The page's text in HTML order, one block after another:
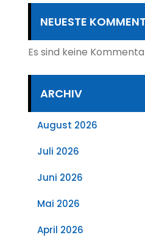
NEUESTE
Es sind keine
ARCHIV
August 2026
Juli 2026
Juni 2026
Mai 2026
April 2026